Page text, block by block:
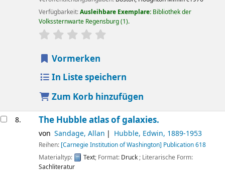
Verfügbarkeit:Ausleihbare Exemplare: Bibliothek der
Volkssternwarte Regensburg(1).
Sternchenbewertung
Vormerken
In Liste speichern
Zum Korb hinzufügen
8. The Hubble atlas of galaxies.
von Sandage, Allan Hubble, Edwin, 1889-1953
Reihen: [Carnegie Institution of Washington] Publication 618
Materialtyp:
Text; Format: Druck; Literarische Form:
Sachliteratur